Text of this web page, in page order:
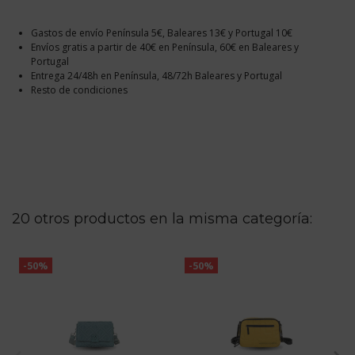
Gastos de envío Península 5€, Baleares 13€ y Portugal 10€
Envíos gratis a partir de 40€ en Península, 60€ en Baleares y
Portugal
Entrega 24/48h en Península, 48/72h Baleares y Portugal
Resto de condiciones
20 otros productos en la misma categoría:
-50% -50%